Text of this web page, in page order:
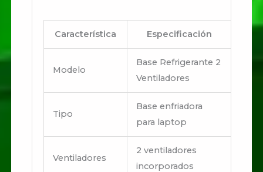
Característica Especificación
Modelo
Base Refrigerante 2
Ventiladores
Tipo
Base enfriadora
para laptop
Ventiladores
2 ventiladores
incorporados